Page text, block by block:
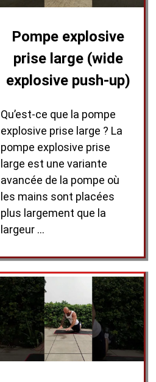
Pompe explosive
prise large (wide
explosive push-up)
Qu’est-ce que la pompe
explosive prise large ? La
pompe explosive prise
large est une variante
avancée de la pompe où
les mains sont placées
plus largement que la
largeur …